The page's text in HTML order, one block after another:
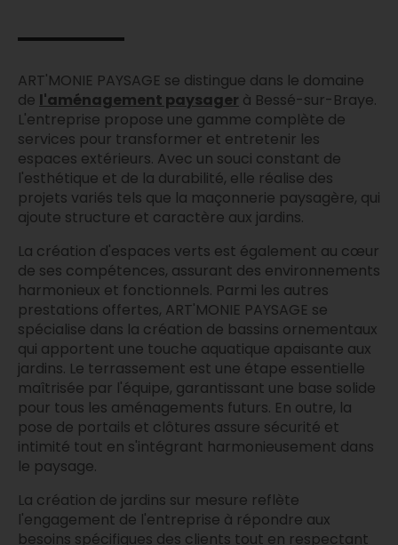
ART'MONIE PAYSAGE se distingue dans le domaine
de l'aménagement paysager à Bessé-sur-Braye.
L'entreprise propose une gamme complète de
services pour transformer et entretenir les
espaces extérieurs. Avec un souci constant de
l'esthétique et de la durabilité, elle réalise des
projets variés tels que la maçonnerie paysagère, qui
ajoute structure et caractère aux jardins.
La création d'espaces verts est également au cœur
de ses compétences, assurant des environnements
harmonieux et fonctionnels. Parmi les autres
prestations offertes, ART'MONIE PAYSAGE se
spécialise dans la création de bassins ornementaux
qui apportent une touche aquatique apaisante aux
jardins. Le terrassement est une étape essentielle
maîtrisée par l'équipe, garantissant une base solide
pour tous les aménagements futurs. En outre, la
pose de portails et clôtures assure sécurité et
intimité tout en s'intégrant harmonieusement dans
le paysage.
La création de jardins sur mesure reflète
l'engagement de l'entreprise à répondre aux
besoins spécifiques des clients tout en respectant